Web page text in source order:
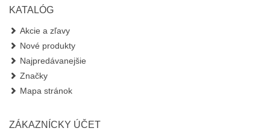
KATALÓG
Akcie a zľavy
Nové produkty
Najpredávanejšie
Značky
Mapa stránok
ZÁKAZNÍCKY ÚČET